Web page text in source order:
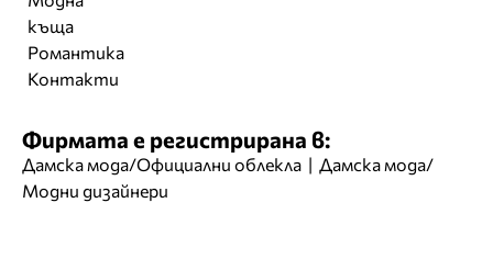
Контакти
Фирмата е регистрирана в:
Дамска мода/Официални облекла | Дамска мода/
Модни дизайнери